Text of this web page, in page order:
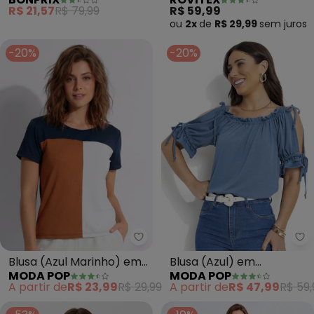
R$ 21,57R$ 79,99 R$ 59,99
ou 2x de R$ 29,99 sem juros
-20%
Moda Pop - Blusa (Azul
Blusa (Azul Marinho) em
Malha
MODA POP
A partir deR$ 23,99R$ 29,99
-20%
Blusa (Azul) em
Poliviscose
MODA POP
A partir deR$ 47,99R$